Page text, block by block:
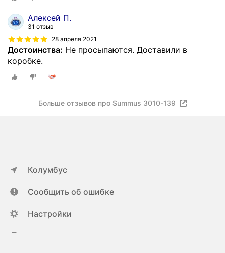
Алексей П.
31 отзыв
28 апреля 2021
Достоинства: Не просыпаются. Доставили в
коробке.
Больше отзывов про Summus 3010-139
Колумбус
Сообщить об ошибке
Настройки